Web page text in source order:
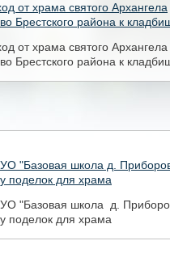
от храма святого Архангела
Брестского района к
от храма святого Архангела
Брестского района к
"Базовая школа д.
поделок для храма
"Базовая школа д.
поделок для храма